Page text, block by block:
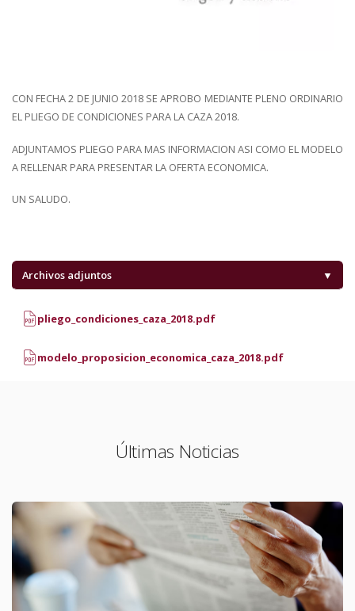
CON FECHA 2 DE JUNIO 2018 SE APROBO MEDIANTE PLENO ORDINARIO
EL PLIEGO DE CONDICIONES PARA LA CAZA 2018.
ADJUNTAMOS PLIEGO PARA MAS INFORMACION ASI COMO EL MODELO
A RELLENAR PARA PRESENTAR LA OFERTA ECONOMICA.
UN SALUDO.
Archivos adjuntos ▼
pliego_condiciones_caza_2018.pdf
modelo_proposicion_economica_caza_2018.pdf
Últimas Noticias